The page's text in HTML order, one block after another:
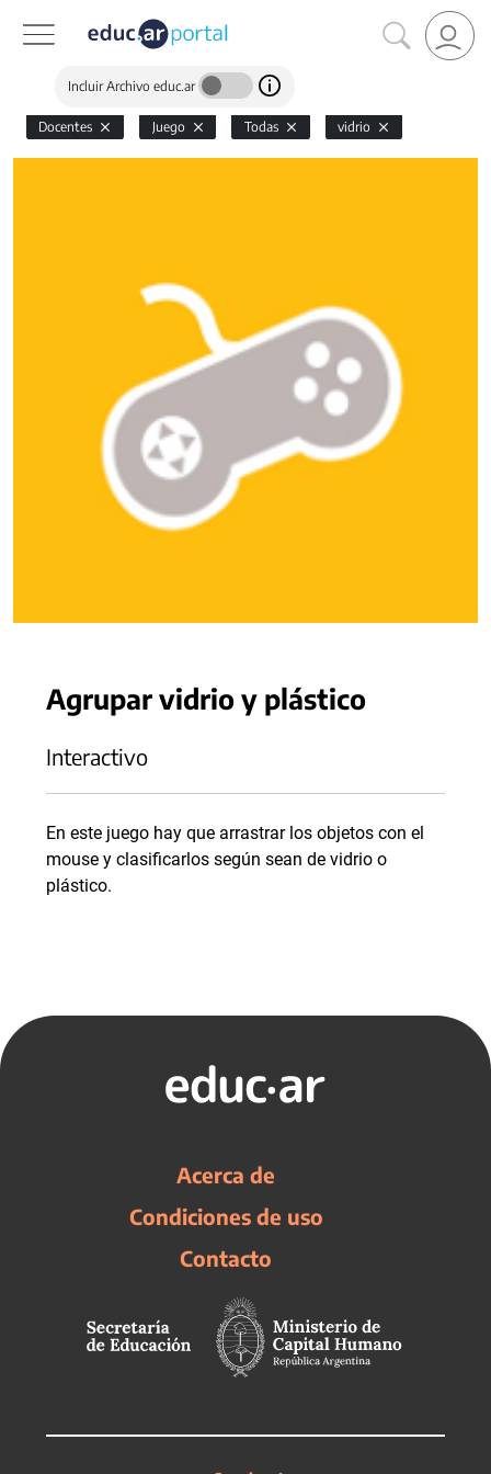
Incluir Archivo educ.ar
Docentes Juego Todas vidrio
Agrupar vidrio y plástico
Interactivo
En este juego hay que arrastrar los objetos con el
mouse y clasificarlos según sean de vidrio o
plástico.
Acerca de
Condiciones de uso
Contacto